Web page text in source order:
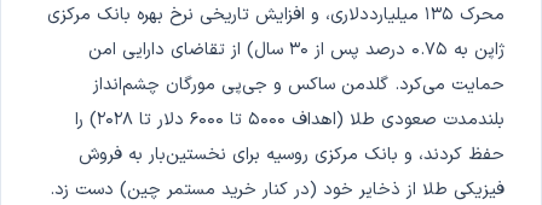
محرک ۱۳۵ میلیارددلاری، و افزایش تاریخی نرخ بهره بانک مرکزی
ژاپن به ۰.۷۵ درصد پس از ۳۰ سال) از تقاضای دارایی امن
حمایت می‌کرد. گلدمن ساکس و جی‌پی مورگان چشم‌انداز
بلندمدت صعودی طلا (اهداف ۵۰۰۰ تا ۶۰۰۰ دلار تا ۲۰۲۸) را
حفظ کردند، و بانک مرکزی روسیه برای نخستین‌بار به فروش
فیزیکی طلا از ذخایر خود (در کنار خرید مستمر چین) دست زد.